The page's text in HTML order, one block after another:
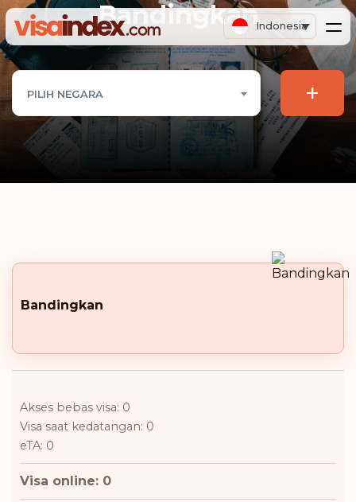
Indonesia
Bandingkan
PILIH NEGARA +
Bandingkan
Akses bebas visa: 0
Visa saat kedatangan: 0
eTA: 0
Visa online: 0